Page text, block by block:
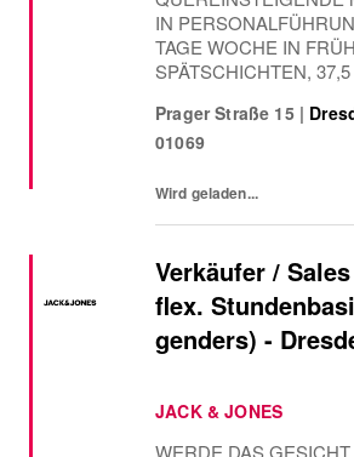
IN
TAGE WOCHE IN
SPÄTSCHICHTEN,
dich mit Empathie,
Führungsstil und dem
Prager Straße 15 |
01069
Wird geladen...
Verkäufer /
flex.
genders) -
JACK & JONES
WERDE DAS GESICHT